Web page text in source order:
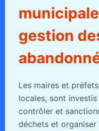
gestion
Les maires et
locales, sont
contrôler et
déchets et